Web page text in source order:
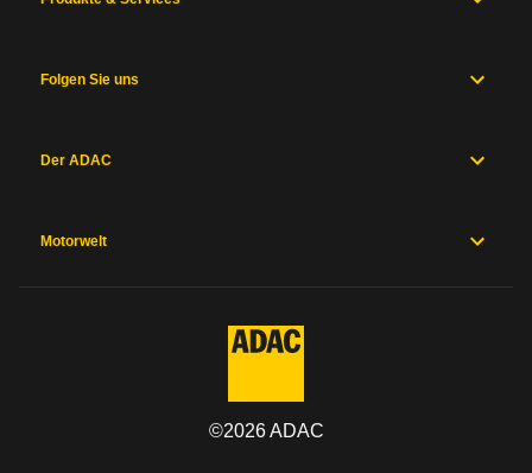
Folgen Sie uns
Der ADAC
Motorwelt
©2026ADAC